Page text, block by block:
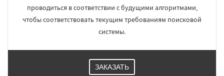
проводиться в соответствии с будущими алгоритмами,
чтобы соответствовать текущим требованиям поисковой
системы.
ЗАКАЗАТЬ